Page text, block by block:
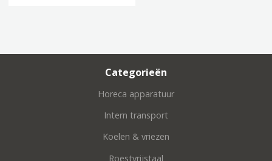
Categorieën
Horeca apparatuur
Intern transport
Koelen & vriezen
Roestvrijstaal